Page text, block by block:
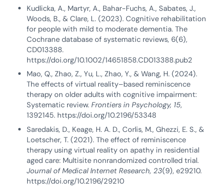
Kudlicka, A., Martyr, A., Bahar-Fuchs, A., Sabates, J.,
Woods, B., & Clare, L. (2023). Cognitive rehabilitation
for people with mild to moderate dementia. The
Cochrane database of systematic reviews, 6(6),
CD013388.
https://doi.org/10.1002/14651858.CD013388.pub2
Mao, Q., Zhao, Z., Yu, L., Zhao, Y., & Wang, H. (2024).
The effects of virtual reality–based reminiscence
therapy on older adults with cognitive impairment:
Systematic review.Frontiers in Psychology, 15,
1392145. https://doi.org/10.2196/53348
Saredakis, D., Keage, H. A. D., Corlis, M., Ghezzi, E. S., &
Loetscher, T. (2021). The effect of reminiscence
therapy using virtual reality on apathy in residential
aged care: Multisite nonrandomized controlled trial.
Journal of Medical Internet Research, 23(9), e29210.
https://doi.org/10.2196/29210